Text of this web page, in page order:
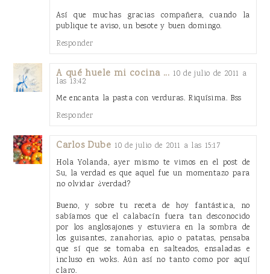
Así que muchas gracias compañera, cuando la
publique te aviso, un besote y buen domingo.
Responder
A qué huele mi cocina ... 10 de julio de 2011 a
las 13:42
Me encanta la pasta con verduras. Riquísima. Bss
Responder
Carlos Dube 10 de julio de 2011 a las 15:17
Hola Yolanda, ayer mismo te vimos en el post de
Su, la verdad es que aquel fue un momentazo para
no olvidar ¿verdad?
Bueno, y sobre tu receta de hoy fantástica, no
sabíamos que el calabacín fuera tan desconocido
por los anglosajones y estuviera en la sombra de
los guisantes, zanahorias, apio o patatas, pensaba
que sí que se tomaba en salteados, ensaladas e
incluso en woks. Aún así no tanto como por aquí
claro.